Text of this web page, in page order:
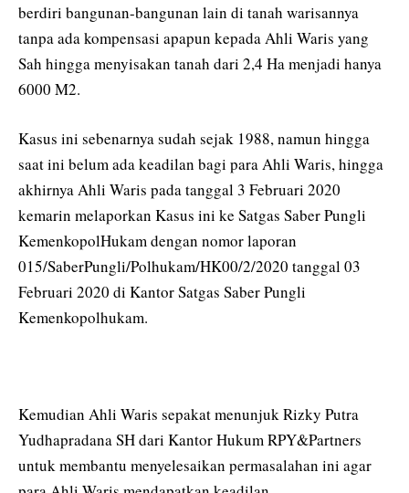
berdiri bangunan-bangunan lain di tanah warisannya
tanpa ada kompensasi apapun kepada Ahli Waris yang
Sah hingga menyisakan tanah dari 2,4 Ha menjadi hanya
6000 M2.
Kasus ini sebenarnya sudah sejak 1988, namun hingga
saat ini belum ada keadilan bagi para Ahli Waris, hingga
akhirnya Ahli Waris pada tanggal 3 Februari 2020
kemarin melaporkan Kasus ini ke Satgas Saber Pungli
KemenkopolHukam dengan nomor laporan
015/SaberPungli/Polhukam/HK00/2/2020 tanggal 03
Februari 2020 di Kantor Satgas Saber Pungli
Kemenkopolhukam.
Kemudian Ahli Waris sepakat menunjuk Rizky Putra
Yudhapradana SH dari Kantor Hukum RPY&Partners
untuk membantu menyelesaikan permasalahan ini agar